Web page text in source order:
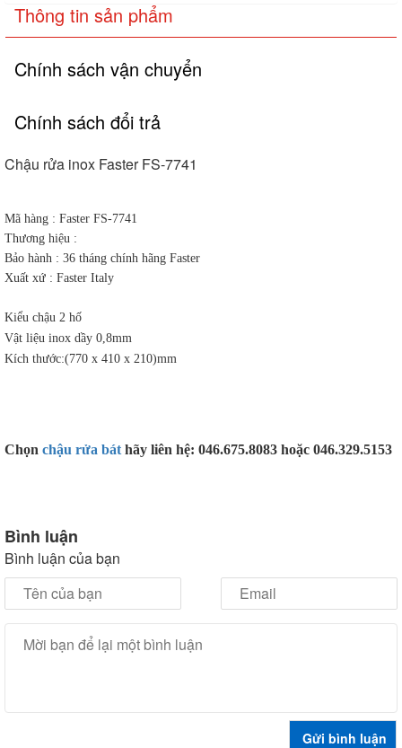
Thông tin sản phẩm
Chính sách vận chuyển
Chính sách đổi trả
Chậu rửa inox Faster FS-7741
Mã hàng : Faster FS-7741
Thương hiệu :
Bảo hành : 36 tháng chính hãng Faster
Xuất xứ : Faster Italy
Kiểu chậu 2 hố
Vật liệu inox dầy 0,8mm
Kích thước:(770 x 410 x 210)mm
Chọn chậu rửa bát hãy liên hệ: 046.675.8083 hoặc 046.329.5153
Bình luận
Bình luận của bạn